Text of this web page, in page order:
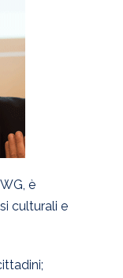
è
culturali e